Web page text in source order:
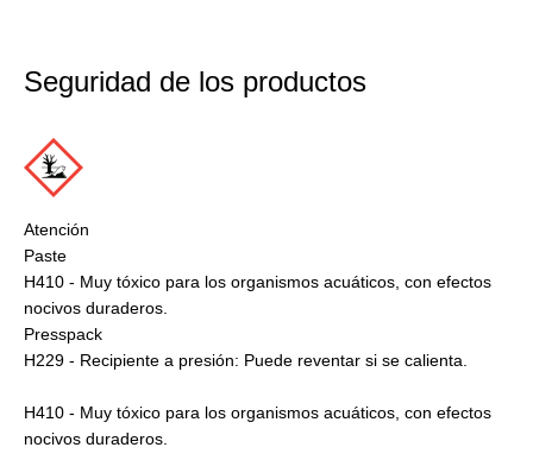
Seguridad de los productos
Atención
Paste
H410 - Muy tóxico para los organismos acuáticos, con efectos
nocivos duraderos.
Presspack
H229 - Recipiente a presión: Puede reventar si se calienta.
H410 - Muy tóxico para los organismos acuáticos, con efectos
nocivos duraderos.